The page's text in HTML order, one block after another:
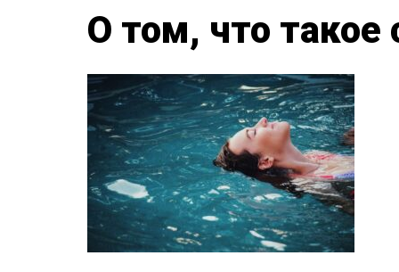
О том, что такое